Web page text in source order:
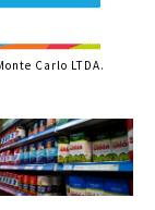
Carlo LTDA.